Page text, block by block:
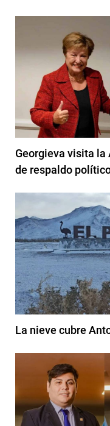
Georgieva visita la
de respaldo
La nieve cubre